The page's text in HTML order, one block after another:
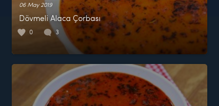
06 May 2019
Dövmeli Alaca Çorbası
0 3